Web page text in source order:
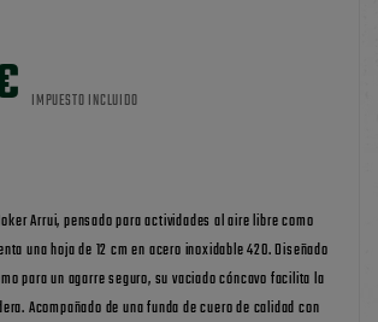
IMPUESTO INCLUIDO
Arrui, pensado para actividades al aire libre como
una hoja de 12 cm en acero inoxidable 420. Diseñado
para un agarre seguro, su vaciado cóncavo facilita la
Acompañado de una funda de cuero de calidad con